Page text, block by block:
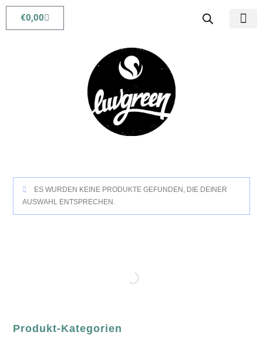
€0,00
ES WURDEN KEINE PRODUKTE GEFUNDEN, DIE DEINER
AUSWAHL ENTSPRECHEN.
Produkt-Kategorien